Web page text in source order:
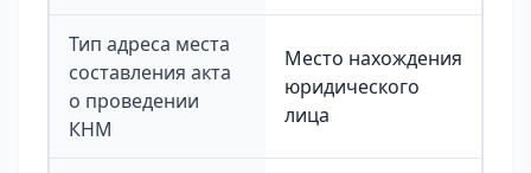
Тип адреса места
составления акта
о проведении
КНМ
Место нахождения
юридического
лица